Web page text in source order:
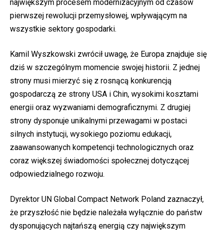
największym procesem modernizacyjnym od czasów
pierwszej rewolucji przemysłowej, wpływającym na
wszystkie sektory gospodarki.
Kamil Wyszkowski zwrócił uwagę, że Europa znajduje się
dziś w szczególnym momencie swojej historii. Z jednej
strony musi mierzyć się z rosnącą konkurencją
gospodarczą ze strony USA i Chin, wysokimi kosztami
energii oraz wyzwaniami demograficznymi. Z drugiej
strony dysponuje unikalnymi przewagami w postaci
silnych instytucji, wysokiego poziomu edukacji,
zaawansowanych kompetencji technologicznych oraz
coraz większej świadomości społecznej dotyczącej
odpowiedzialnego rozwoju.
Dyrektor UN Global Compact Network Poland zaznaczył,
że przyszłość nie będzie należała wyłącznie do państw
dysponujących najtańszą energią czy największym